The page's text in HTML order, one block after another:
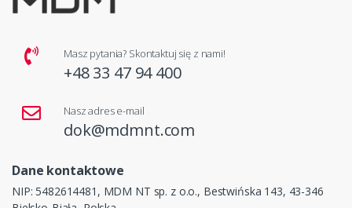
Masz pytania? Skontaktuj się z nami!
+48 33 47 94 400
Nasz adres e-mail
dok@mdmnt.com
Dane kontaktowe
NIP: 5482614481, MDM NT sp. z o.o., Bestwińska 143, 43-346